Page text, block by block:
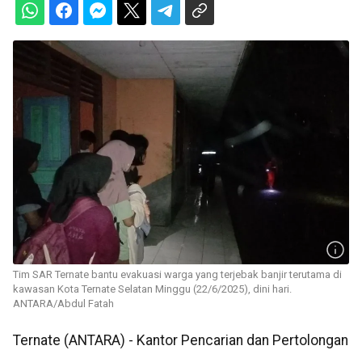
Tim SAR Ternate bantu evakuasi warga yang terjebak banjir terutama di
kawasan Kota Ternate Selatan Minggu (22/6/2025), dini hari.
ANTARA/Abdul Fatah
Ternate (ANTARA) - Kantor Pencarian dan Pertolongan